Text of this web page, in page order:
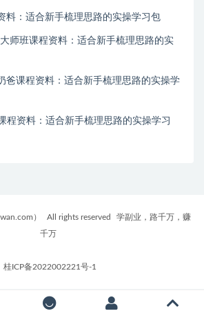
料：适合新手梳理思路的实操学习包
师班课程资料：适合新手梳理思路的实
爸课程资料：适合新手梳理思路的实操学
程资料：适合新手梳理思路的实操学习
） All rights reserved
学副业，路千万，赚
千万
桂ICP备2022002221号-1